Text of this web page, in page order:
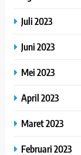
Juli 2023
Juni 2023
Mei 2023
April 2023
Maret 2023
Februari 2023